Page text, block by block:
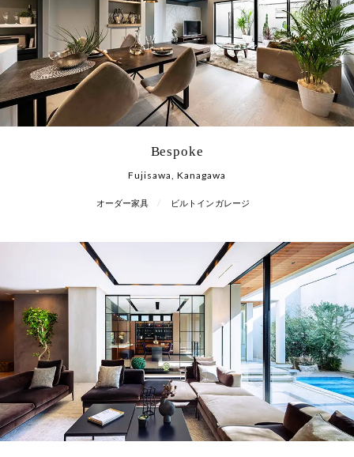
Bespoke
Fujisawa, Kanagawa
オーダー家具 ビルトインガレージ